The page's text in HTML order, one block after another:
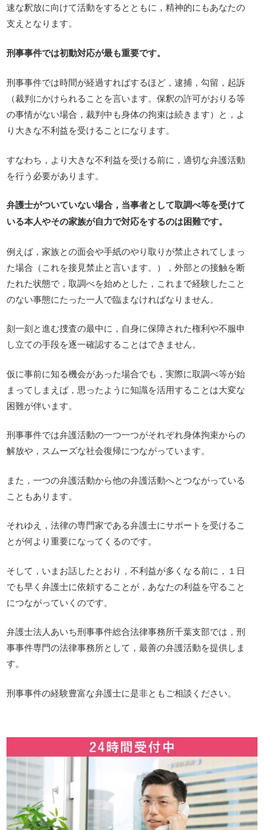
速な釈放に向けて活動をするとともに，精神的にもあなたの
支えとなります。
刑事事件では初動対応が最も重要です。
刑事事件では時間が経過すればするほど，逮捕，勾留，起訴
（裁判にかけられることを言います。保釈の許可がおりる等
の事情がない場合，裁判中も身体の拘束は続きます）と，よ
り大きな不利益を受けることになります。
すなわち，より大きな不利益を受ける前に，適切な弁護活動
を行う必要があります。
弁護士がついていない場合，当事者として取調べ等を受けて
いる本人やその家族が自力で対応をするのは困難です。
例えば，家族との面会や手紙のやり取りが禁止されてしまっ
た場合（これを接見禁止と言います。），外部との接触を断
たれた状態で，取調べを始めとした，これまで経験したこと
のない事態にたった一人で臨まなければなりません。
刻一刻と進む捜査の最中に，自身に保障された権利や不服申
し立ての手段を逐一確認することはできません。
仮に事前に知る機会があった場合でも，実際に取調べ等が始
まってしまえば，思ったように知識を活用することは大変な
困難が伴います。
刑事事件では弁護活動の一つ一つがそれぞれ身体拘束からの
解放や，スムーズな社会復帰につながっています。
また，一つの弁護活動から他の弁護活動へとつながっている
こともあります。
それゆえ，法律の専門家である弁護士にサポートを受けるこ
とが何より重要になってくるのです。
そして，いまお話したとおり，不利益が多くなる前に，１日
でも早く弁護士に依頼することが，あなたの利益を守ること
につながっていくのです。
弁護士法人あいち刑事事件総合法律事務所千葉支部では，刑
事事件専門の法律事務所として，最善の弁護活動を提供しま
す。
刑事事件の経験豊富な弁護士に是非ともご相談ください。